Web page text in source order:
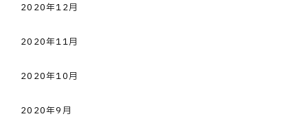
2020年12月
2020年11月
2020年10月
2020年9月